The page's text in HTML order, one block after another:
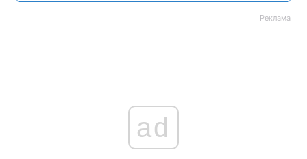
Реклама
ad